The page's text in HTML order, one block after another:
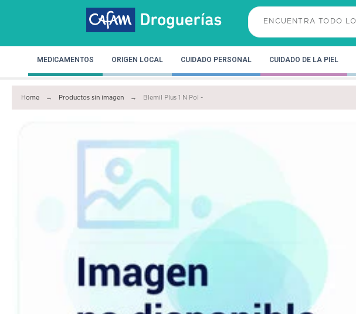
MEDICAMENTOS ORIGEN LOCAL CUIDADO PERSONAL CUIDADO DE LA PIEL
Home Productos sin imagen Blemil Plus 1 N Pol -